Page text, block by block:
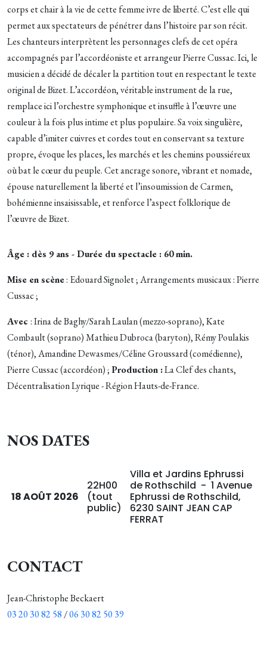
corps et chair à la vie de cette femme ivre de liberté. C’est elle qui
permet aux spectateurs de pénétrer dans l’histoire par son récit.
Les chanteurs interprètent les personnages clefs de cet opéra
accompagnés par l’accordéoniste et arrangeur Pierre Cussac. Ici, le
musicien a décidé de décaler la partition tout en respectant le texte
original de Bizet. L’accordéon, véritable instrument de la rue,
remplace ici l’orchestre symphonique et insuffle à l’œuvre une
couleur à la fois plus intime et plus populaire. Sa voix singulière,
capable d’imiter cuivres et cordes tout en conservant sa texture
propre, évoque les places, les marchés et les chemins poussiéreux
où bat le cœur du peuple. Cet ancrage sonore, vibrant et nomade,
épouse naturellement la liberté et l’insoumission de Carmen,
bohémienne insaisissable, et renforce l’aspect folklorique de
l’œuvre de Bizet.
Âge : dès 9 ans - Durée du spectacle : 60 min.
Mise en scène: Edouard Signolet ; Arrangements musicaux : Pierre
Cussac ;
Avec: Irina de Baghy/Sarah Laulan (mezzo-soprano), Kate
Combault (soprano) Mathieu Dubroca (baryton), Rémy Poulakis
(ténor), Amandine Dewasmes/Céline Groussard (comédienne),
Pierre Cussac (accordéon) ;Production :La Clef des chants,
Décentralisation Lyrique - Région Hauts-de-France.
NOS DATES
18 AOÛT 2026
22H00
(tout
public)
Villa et Jardins Ephrussi
de Rothschild - 1 Avenue
Ephrussi de Rothschild,
6230 SAINT JEAN CAP
FERRAT
CONTACT
Jean-Christophe Beckaert
03 20 30 82 58 /06 30 82 50 39